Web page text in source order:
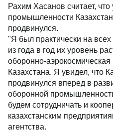
Рахим Хасанов считает,
промышленности
продвинулся.
"Я был практически на всех
из года в год их уровень
оборонно-
Казахстана. Я увидел, что
продвинулся вперед в
оборонной
будем сотрудничать и
казахстанским
агентства.